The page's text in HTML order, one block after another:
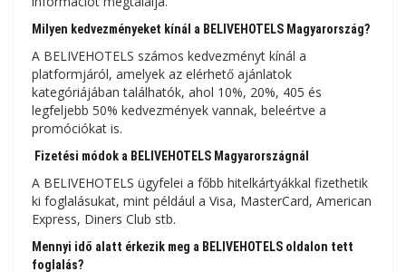
Milyen kedvezményeket kínál a BELIVEHOTELS Magyarország?
A BELIVEHOTELS számos kedvezményt kínál a
platformjáról, amelyek az elérhető ajánlatok
kategóriájában találhatók, ahol 10%, 20%, 405 és
legfeljebb 50% kedvezmények vannak, beleértve a
promóciókat is.
Fizetési módok a BELIVEHOTELS Magyarországnál
A BELIVEHOTELS ügyfelei a főbb hitelkártyákkal fizethetik
ki foglalásukat, mint például a Visa, MasterCard, American
Express, Diners Club stb.
Mennyi idő alatt érkezik meg a BELIVEHOTELS oldalon tett
foglalás?